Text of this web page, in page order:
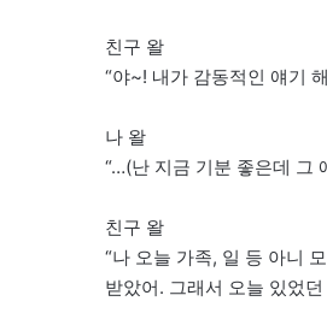
친구 왈
“야~! 내가 감동적인 얘기
나 왈
“…(난 지금 기분 좋은데 그
친구 왈
“나 오늘 가족, 일 등 아니
받았어. 그래서 오늘 있었